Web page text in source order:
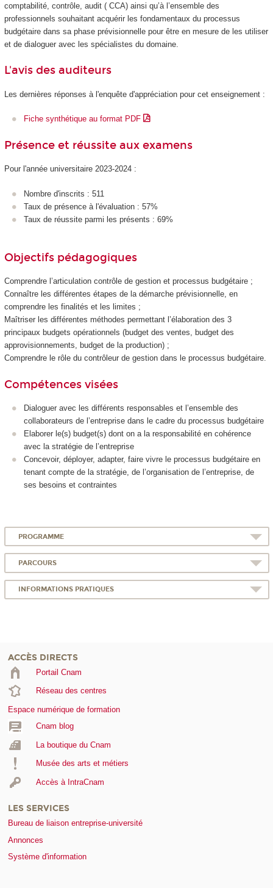
comptabilité, contrôle, audit ( CCA) ainsi qu’à l’ensemble des
professionnels souhaitant acquérir les fondamentaux du processus
budgétaire dans sa phase prévisionnelle pour être en mesure de les utiliser
et de dialoguer avec les spécialistes du domaine.
L'avis des auditeurs
Les dernières réponses à l'enquête d'appréciation pour cet enseignement :
Fiche synthétique au format PDF
Présence et réussite aux examens
Pour l'année universitaire 2023-2024 :
Nombre d'inscrits : 511
Taux de présence à l'évaluation : 57%
Taux de réussite parmi les présents : 69%
Objectifs pédagogiques
Comprendre l’articulation contrôle de gestion et processus budgétaire ;
Connaître les différentes étapes de la démarche prévisionnelle, en
comprendre les finalités et les limites ;
Maîtriser les différentes méthodes permettant l’élaboration des 3
principaux budgets opérationnels (budget des ventes, budget des
approvisionnements, budget de la production) ;
Comprendre le rôle du contrôleur de gestion dans le processus budgétaire.
Compétences visées
Dialoguer avec les différents responsables et l’ensemble des
collaborateurs de l’entreprise dans le cadre du processus budgétaire
Elaborer le(s) budget(s) dont on a la responsabilité en cohérence
avec la stratégie de l’entreprise
Concevoir, déployer, adapter, faire vivre le processus budgétaire en
tenant compte de la stratégie, de l’organisation de l’entreprise, de
ses besoins et contraintes
PROGRAMME
PARCOURS
INFORMATIONS PRATIQUES
ACCÈS DIRECTS
Portail Cnam
Réseau des centres
Espace numérique de formation
Cnam blog
La boutique du Cnam
Musée des arts et métiers
Accès à IntraCnam
LES SERVICES
Bureau de liaison entreprise-université
Annonces
Système d'information